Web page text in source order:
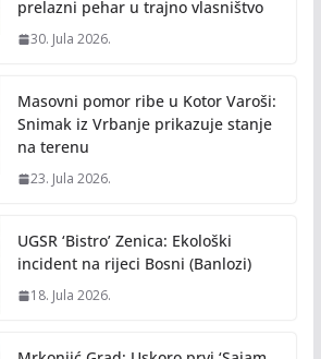
prelazni pehar u trajno vlasništvo
30. Jula 2026.
Masovni pomor ribe u Kotor Varoši:
Snimak iz Vrbanje prikazuje stanje
na terenu
23. Jula 2026.
UGSR ‘Bistro’ Zenica: Ekološki
incident na rijeci Bosni (Banlozi)
18. Jula 2026.